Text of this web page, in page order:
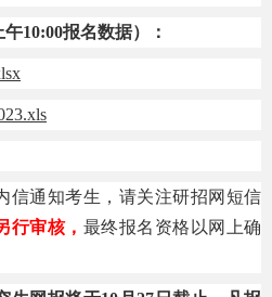
午10:00报名数据）：
信通知考生，请关注研招网短信
行审核， 最终报名资格以网上确